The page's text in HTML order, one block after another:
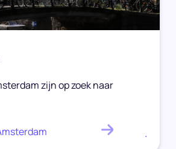
zijn op zoek naar
.